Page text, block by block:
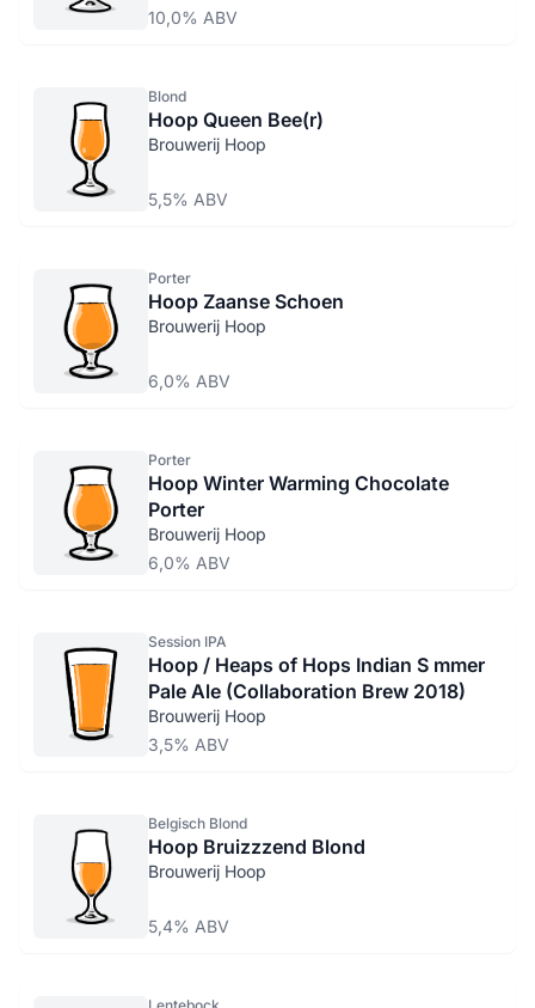
10,0% ABV
Blond
Hoop Queen Bee(r)
Brouwerij Hoop
5,5% ABV
Porter
Hoop Zaanse Schoen
Brouwerij Hoop
6,0% ABV
Porter
Hoop Winter Warming Chocolate
Porter
Brouwerij Hoop
6,0% ABV
Session IPA
Hoop / Heaps of Hops Indian S mmer
Pale Ale (Collaboration Brew 2018)
Brouwerij Hoop
3,5% ABV
Belgisch Blond
Hoop Bruizzzend Blond
Brouwerij Hoop
5,4% ABV